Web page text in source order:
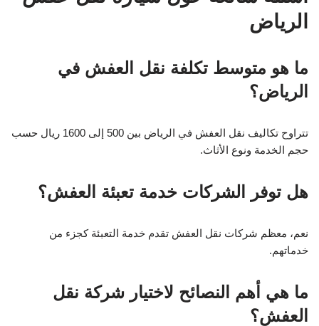
الرياض
ما هو متوسط تكلفة نقل العفش في
الرياض؟
تتراوح تكاليف نقل العفش في الرياض بين 500 إلى 1600 ريال حسب
حجم الخدمة ونوع الأثاث.
هل توفر الشركات خدمة تعبئة العفش؟
نعم، معظم شركات نقل العفش تقدم خدمة التعبئة كجزء من
خدماتهم.
ما هي أهم النصائح لاختيار شركة نقل
العفش؟